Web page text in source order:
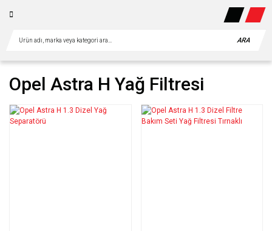
ARA
Opel Astra H Yağ Filtresi